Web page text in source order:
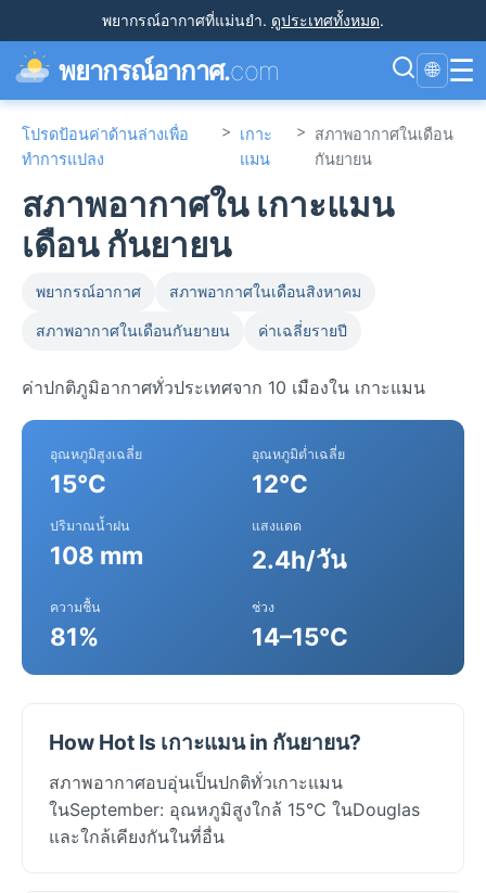
พยากรณ์อากาศที่แม่นยำ. ดูประเทศทั้งหมด.
พยากรณ์อากาศ.com 🌐 ☰
โปรดป้อนค่าด้านล่างเพื่อ
ทำการแปลง
> เกาะ
แมน
> สภาพอากาศในเดือน
กันยายน
สภาพอากาศใน เกาะแมน
เดือน กันยายน
พยากรณ์อากาศ สภาพอากาศในเดือนสิงหาคม
สภาพอากาศในเดือนกันยายน ค่าเฉลี่ยรายปี
ค่าปกติภูมิอากาศทั่วประเทศจาก 10 เมืองใน เกาะแมน
อุณหภูมิสูงเฉลี่ย
15°C
อุณหภูมิต่ำเฉลี่ย
12°C
ปริมาณน้ำฝน
108 mm
แสงแดด
2.4h/วัน
ความชื้น
81%
ช่วง
14–15°C
How Hot Is เกาะแมน in กันยายน?
สภาพอากาศอบอุ่นเป็นปกติทั่วเกาะแมน
ในSeptember: อุณหภูมิสูงใกล้ 15°C ในDouglas
และใกล้เคียงกันในที่อื่น